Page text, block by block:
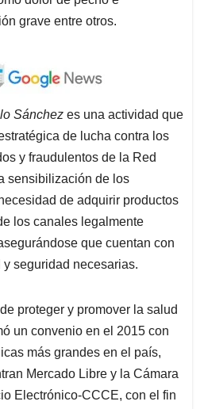
grave entre otros.
Sánchez es una actividad que
de lucha contra los
y fraudulentos de la Red
sensibilización de los
de adquirir productos
los canales legalmente
que cuentan con
seguridad necesarias.
proteger y promover la salud
un convenio en el 2015 con
más grandes en el país,
Mercado Libre y la Cámara
Electrónico-CCCE, con el fin